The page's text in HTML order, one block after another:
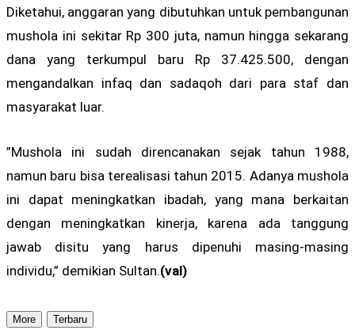
Diketahui, anggaran yang dibutuhkan untuk pembangunan
mushola ini sekitar Rp 300 juta, namun hingga sekarang
dana yang terkumpul baru Rp 37.425.500, dengan
mengandalkan infaq dan sadaqoh dari para staf dan
masyarakat luar.
”Mushola ini sudah direncanakan sejak tahun 1988,
namun baru bisa terealisasi tahun 2015. Adanya mushola
ini dapat meningkatkan ibadah, yang mana berkaitan
dengan meningkatkan kinerja, karena ada tanggung
jawab disitu yang harus dipenuhi masing-masing
individu,” demikian Sultan.(val)
More Terbaru